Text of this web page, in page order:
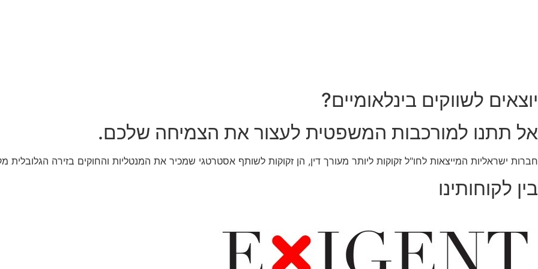
יוצאים לשווקים בינלאומיים?
אל תתנו למורכבות המשפטית לעצור את הצמיחה שלכם.
חברות ישראליות המייצאות לחו"ל זקוקות ליותר מעורך דין, הן זקוקות לשותף אסטרטגי שמכיר את המנטליות והחוקים בזירה הגלובלית
בין לקוחותינו